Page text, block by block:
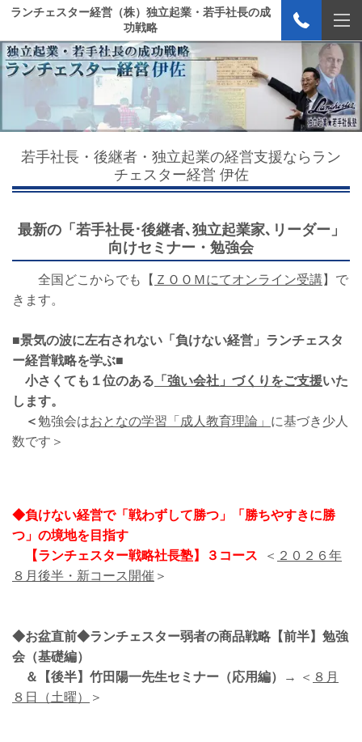
ランチェスター経営（株）独立起業・若手社長の成
功戦略
若手社長・後継者・独立起業の経営支援ならラン
チェスター経営 伊佐
最新の「若手社長･後継者､独立起業家､リーダー」
向けセミナー・勉強会
全国どこからでも【 ＺＯＯＭにてオンライン受講】で
きます。
■景気の波に左右されない「負けない経営」ランチェスタ
ー経営戦略を学ぶ■
小さくても１位のある 「強い会社」づくりをご支援いた
します。
＜勉強会はおとなの学習「成人教育理論」 に基づき少人
数です＞
◆負けない経営で「戦わずして勝つ」「勝ちやすきに勝
つ」の境地を目指す
【ランチェスター戦略社長塾】３コース
＜ ２０２６年
８月後半・新コース開催 ＞
◆お盆直前◆ランチェスター弱者の商品戦略【前半】勉強
会（基礎編）
＆【後半】竹田陽一先生セミナー（応用編）
→ ＜ ８月
８日（土曜）
＞